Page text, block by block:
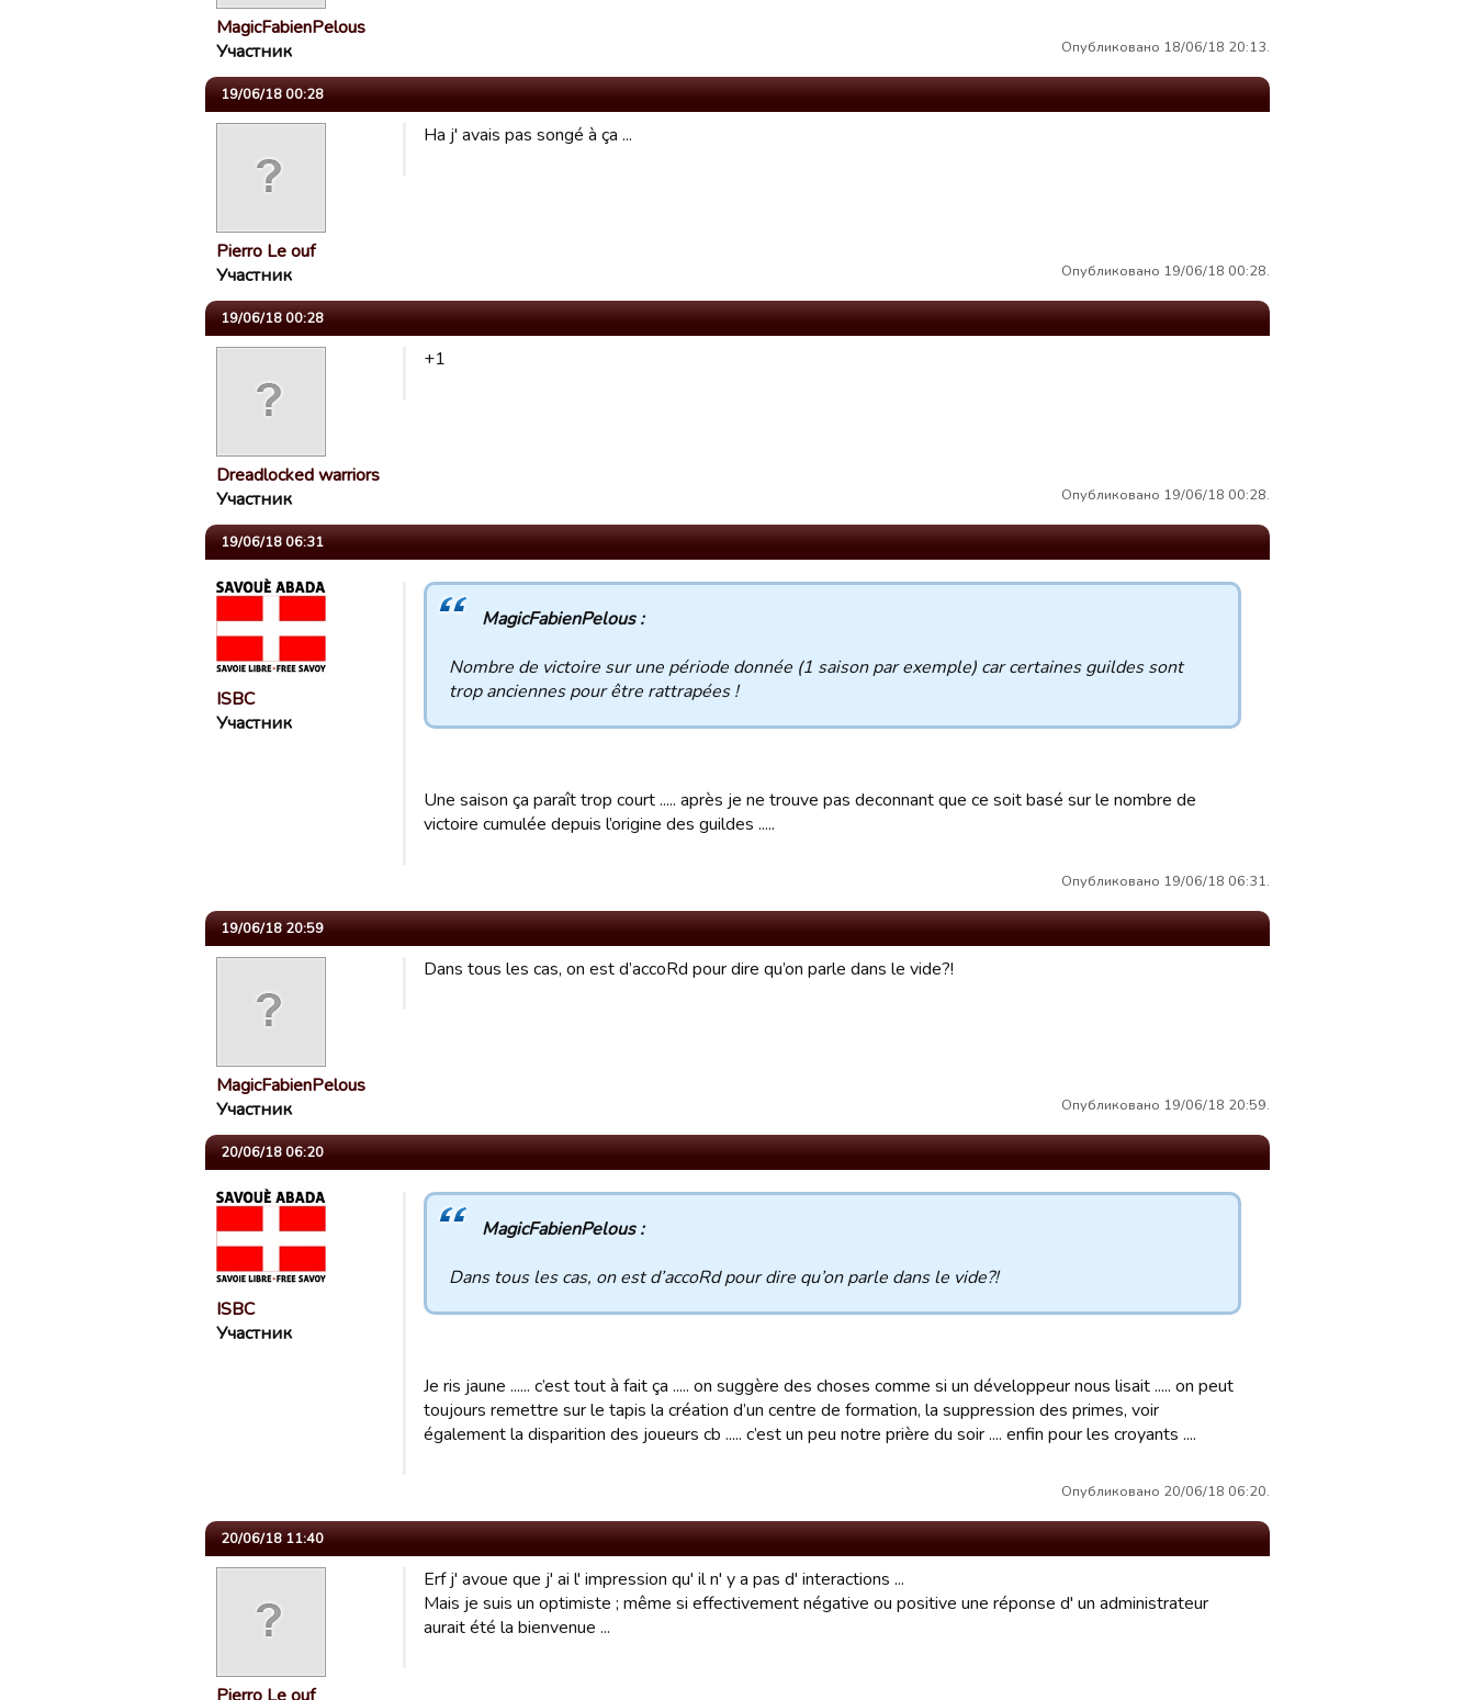
MagicFabienPelous
Участник
Опубликовано 18/06/18 20:13.
19/06/18 00:28
Pierro Le ouf
Участник
Ha j' avais pas songé à ça ...
Опубликовано 19/06/18 00:28.
19/06/18 00:28
Dreadlocked warriors
Участник
+1
Опубликовано 19/06/18 00:28.
19/06/18 06:31
ISBC
Участник
MagicFabienPelous :
Nombre de victoire sur une période donnée (1 saison par exemple) car certaines guildes sont
trop anciennes pour être rattrapées !
Une saison ça paraît trop court ..... après je ne trouve pas deconnant que ce soit basé sur le nombre de
victoire cumulée depuis l’origine des guildes .....
Опубликовано 19/06/18 06:31.
19/06/18 20:59
MagicFabienPelous
Участник
Dans tous les cas, on est d’accoRd pour dire qu’on parle dans le vide?!
Опубликовано 19/06/18 20:59.
20/06/18 06:20
ISBC
Участник
MagicFabienPelous :
Dans tous les cas, on est d’accoRd pour dire qu’on parle dans le vide?!
Je ris jaune ...... c’est tout à fait ça ..... on suggère des choses comme si un développeur nous lisait ..... on peut
toujours remettre sur le tapis la création d’un centre de formation, la suppression des primes, voir
également la disparition des joueurs cb ..... c’est un peu notre prière du soir .... enfin pour les croyants ....
Опубликовано 20/06/18 06:20.
20/06/18 11:40
Erf j' avoue que j' ai l' impression qu' il n' y a pas d' interactions ...
Mais je suis un optimiste ; même si effectivement négative ou positive une réponse d' un administrateur
aurait été la bienvenue ...